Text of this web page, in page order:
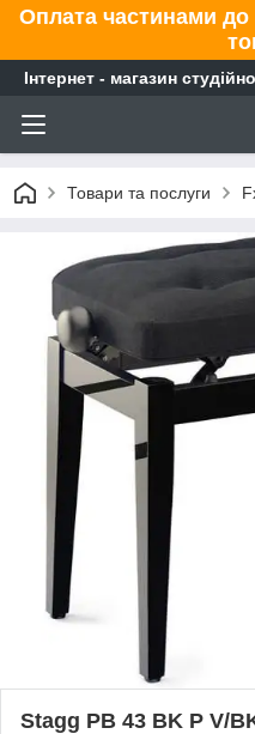
Оплата частинами
Інтернет - магазин
Товари та послуги
Stagg PB 43 BK P V/